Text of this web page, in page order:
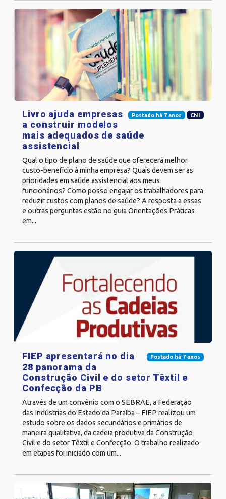
Postado há 7 anos CNI
Livro ajuda empresas
a construir modelos
mais adequados de saúde
assistencial
Qual o tipo de plano de saúde que oferecerá melhor
custo-benefício à minha empresa? Quais devem ser as
prioridades em saúde assistencial aos meus
funcionários? Como posso engajar os trabalhadores para
reduzir custos com planos de saúde? A resposta a essas
e outras perguntas estão no guia Orientações Práticas
em...
Postado há 7 anos
FIEP apresentará no dia
28 panorama da
Construção Civil e do setor Têxtil e
Confecção da PB
Através de um convênio com o SEBRAE, a Federação
das Indústrias do Estado da Paraíba – FIEP realizou um
estudo sobre os dados secundários e primários de
maneira qualitativa, da cadeia produtiva da Construção
Civil e do setor Têxtil e Confecção. O trabalho realizado
em etapas foi iniciado com um...